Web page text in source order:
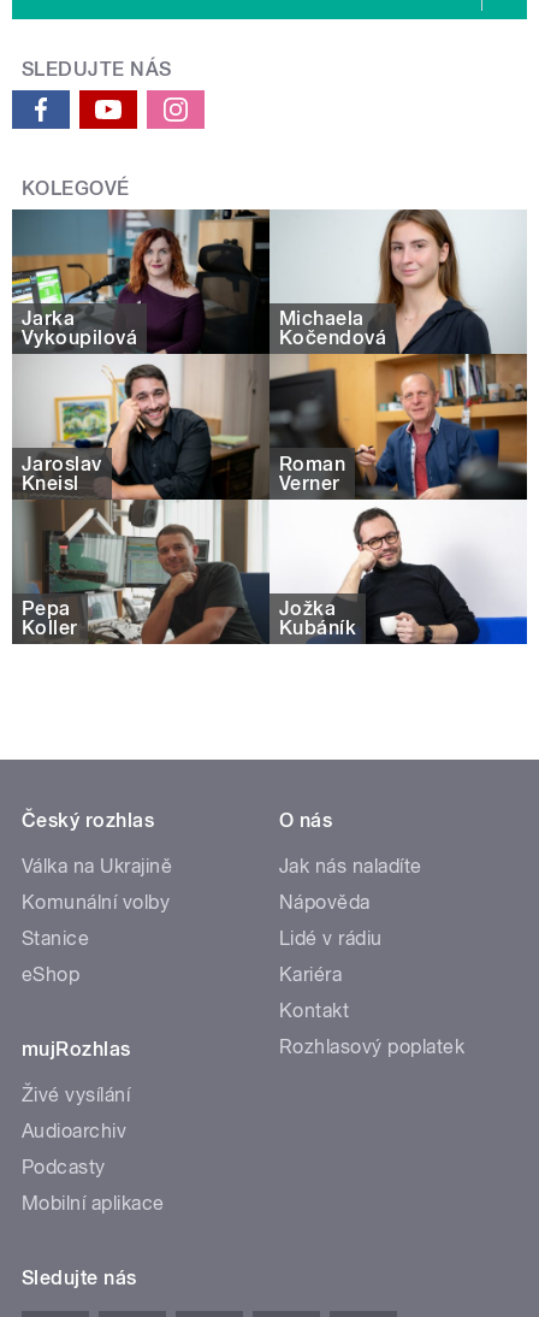
SLEDUJTE NÁS
KOLEGOVÉ
Jarka
Vykoupilová
Michaela
Kočendová
Jaroslav
Kneisl
Roman
Verner
Pepa
Koller
Jožka
Kubáník
Český rozhlas
Válka na Ukrajině
Komunální volby
Stanice
eShop
mujRozhlas
Živé vysílání
Audioarchiv
Podcasty
Mobilní aplikace
O nás
Jak nás naladíte
Nápověda
Lidé v rádiu
Kariéra
Kontakt
Rozhlasový poplatek
Sledujte nás